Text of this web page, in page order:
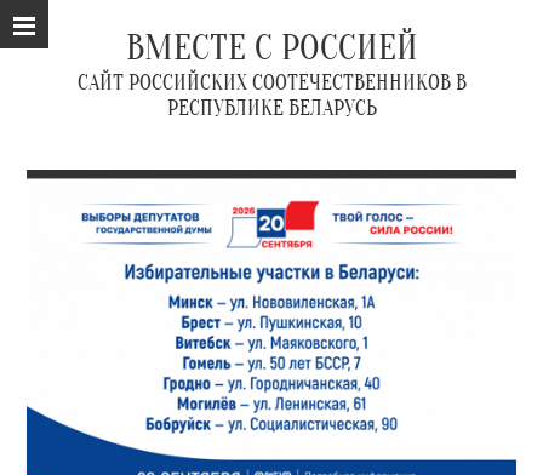
ВМЕСТЕ С РОССИЕЙ
САЙТ РОССИЙСКИХ СООТЕЧЕСТВЕННИКОВ В
РЕСПУБЛИКЕ БЕЛАРУСЬ